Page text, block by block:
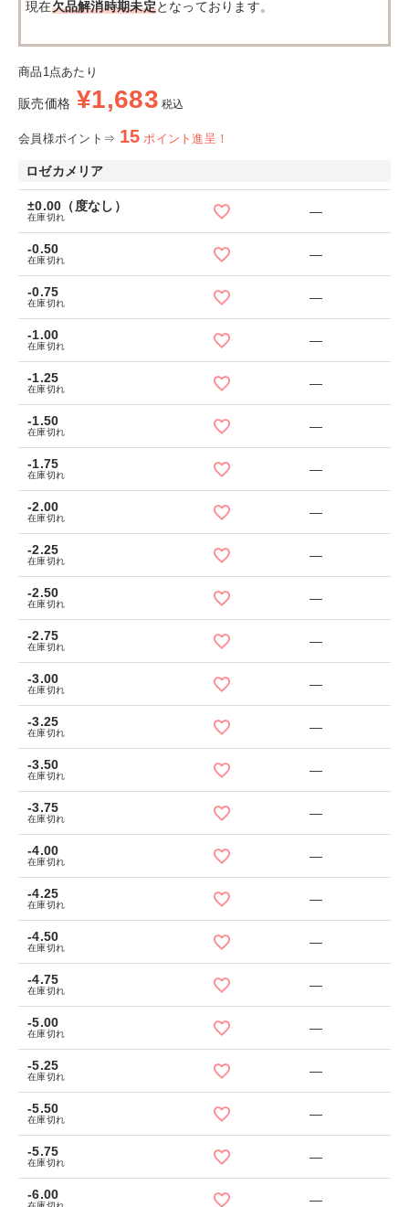
現在欠品解消時期未定となっております。
商品1点あたり
販売価格 ¥1,683 税込
会員様ポイント⇒ 15 ポイント進呈！
ロゼカメリア
±0.00（度なし）
在庫切れ —
-0.50
在庫切れ —
-0.75
在庫切れ —
-1.00
在庫切れ —
-1.25
在庫切れ —
-1.50
在庫切れ —
-1.75
在庫切れ —
-2.00
在庫切れ —
-2.25
在庫切れ —
-2.50
在庫切れ —
-2.75
在庫切れ —
-3.00
在庫切れ —
-3.25
在庫切れ —
-3.50
在庫切れ —
-3.75
在庫切れ —
-4.00
在庫切れ —
-4.25
在庫切れ —
-4.50
在庫切れ —
-4.75
在庫切れ —
-5.00
在庫切れ —
-5.25
在庫切れ —
-5.50
在庫切れ —
-5.75
在庫切れ —
-6.00 —